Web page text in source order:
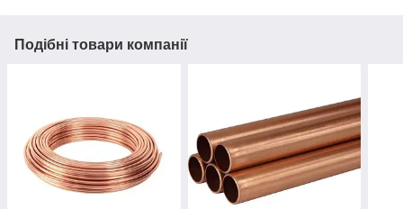
Подібні товари компанії